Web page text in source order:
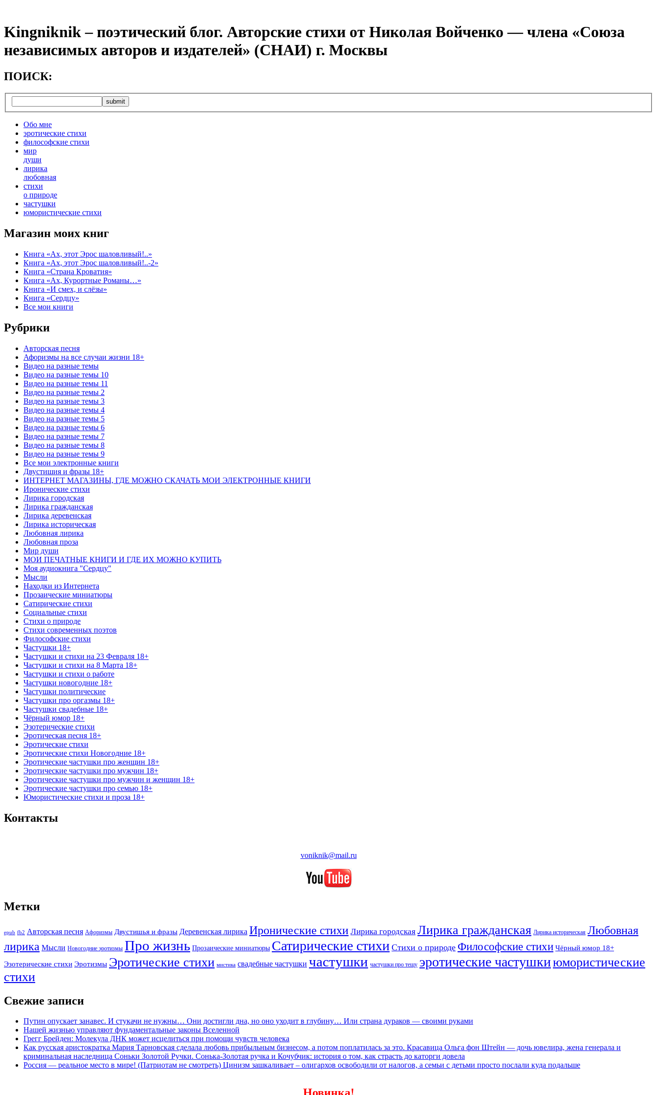
Kingniknik – поэтический блог. Авторские стихи от Николая Войченко — члена «Союза
независимых авторов и издателей» (СНАИ) г. Москвы
ПОИСК:
Обо мне
эротические стихи
философские стихи
мир
души
лирика
любовная
cтихи
о природе
частушки
юмористические стихи
Магазин моих книг
Книга «Ах, этот Эрос шаловливый!..»
Книга «Ах, этот Эрос шаловливый!..-2»
Книга «Страна Кроватия»
Книга «Ах, Курортные Романы…»
Книга «И смех, и слёзы»
Книга «Сердцу»
Все мои книги
Рубрики
Авторская песня
Афоризмы на все случаи жизни 18+
Видео на разные темы
Видео на разные темы 10
Видео на разные темы 11
Видео на разные темы 2
Видео на разные темы 3
Видео на разные темы 4
Видео на разные темы 5
Видео на разные темы 6
Видео на разные темы 7
Видео на разные темы 8
Видео на разные темы 9
Все мои электронные книги
Двустишия и фразы 18+
ИНТЕРНЕТ МАГАЗИНЫ, ГДЕ МОЖНО СКАЧАТЬ МОИ ЭЛЕКТРОННЫЕ КНИГИ
Иронические стихи
Лирика городская
Лирика гражданская
Лирика деревенская
Лирика историческая
Любовная лирика
Любовная проза
Мир души
МОИ ПЕЧАТНЫЕ КНИГИ И ГДЕ ИХ МОЖНО КУПИТЬ
Моя аудиокнига "Сердцу"
Мысли
Находки из Интернета
Прозаические миниатюры
Сатирические стихи
Социальные стихи
Стихи о природе
Стихи современных поэтов
Философские стихи
Частушки 18+
Частушки и стихи на 23 Февраля 18+
Частушки и стихи на 8 Марта 18+
Частушки и стихи о работе
Частушки новогодние 18+
Частушки политические
Частушки про оргазмы 18+
Частушки свадебные 18+
Чёрный юмор 18+
Эзотерические стихи
Эротическая песня 18+
Эротические стихи
Эротические стихи Новогодние 18+
Эротические частушки про женщин 18+
Эротические частушки про мужчин 18+
Эротические частушки про мужчин и женщин 18+
Эротические частушки про семью 18+
Юмористические стихи и проза 18+
Контакты
voniknik@mail.ru
Метки
epub fb2 Авторская песня Афоризмы Двустишья и фразы Деревенская лирика Иронические стихи Лирика городская Лирика гражданская Лирика историческая Любовная
лирика Мысли Новогодние эротизмы Про жизнь Прозаические миниатюры Сатирические стихи Стихи о природе Философские стихи Чёрный юмор 18+
Эзотерические стихи Эротизмы Эротические стихи мистика свадебные частушки частушки частушки про тещу эротические частушкиюмористические
стихи
Свежие записи
Путин опускает занавес. И стукачи не нужны… Они достигли дна, но оно уходит в глубину… Или страна дураков — своими руками
Нашей жизнью управляют фундаментальные законы Вселенной
Грегг Брейден: Молекула ДНК может исцелиться при помощи чувств человека
Как русская аристократка Мария Тарновская сделала любовь прибыльным бизнесом, а потом поплатилась за это. Красавица Ольга фон Штейн — дочь ювелира, жена генерала и
криминальная наследница Соньки Золотой Ручки. Сонька-Золотая ручка и Кочубчик: история о том, как страсть до каторги довела
Россия — реальное место в мире! (Патриотам не смотреть) Цинизм зашкаливает – олигархов освободили от налогов, а семьи с детьми просто послали куда подальше